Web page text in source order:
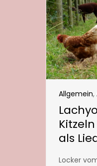
Allgemein,
als
Locker